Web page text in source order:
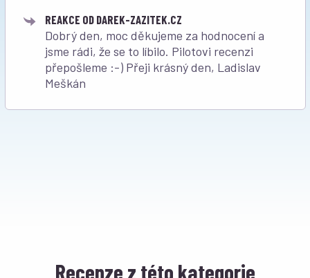
REAKCE OD DAREK-ZAZITEK.CZ
Dobrý den, moc děkujeme za hodnocení a
jsme rádi, že se to líbilo. Pilotovi recenzi
přepošleme :-) Přeji krásný den, Ladislav
Meškán
Recenze z této kategorie